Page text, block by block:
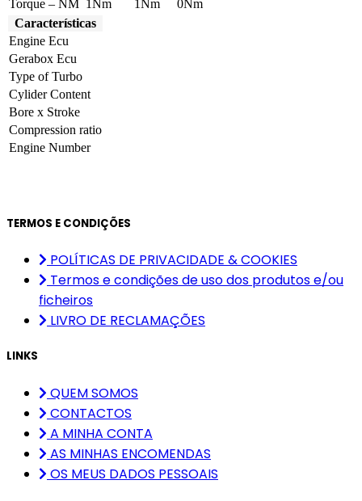
Torque – NM 1Nm 1Nm
0Nm
Características
Engine Ecu
Gerabox Ecu
Type of Turbo
Cylider Content
Bore x Stroke
Compression ratio
Engine Number
TERMOS E CONDIÇÕES
POLÍTICAS DE PRIVACIDADE & COOKIES
Termos e condições de uso dos produtos e/ou
ficheiros
LIVRO DE RECLAMAÇÕES
LINKS
QUEM SOMOS
CONTACTOS
A MINHA CONTA
AS MINHAS ENCOMENDAS
OS MEUS DADOS PESSOAIS